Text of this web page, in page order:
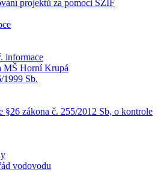
projektů za pomoci SZIF
informace
MŠ Horní Krupá
1999 Sb.
§26 zákona č. 255/2012 Sb, o kontrole
vodovodu